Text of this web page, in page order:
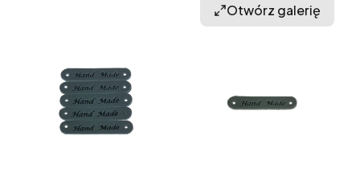
Otwórz galerię